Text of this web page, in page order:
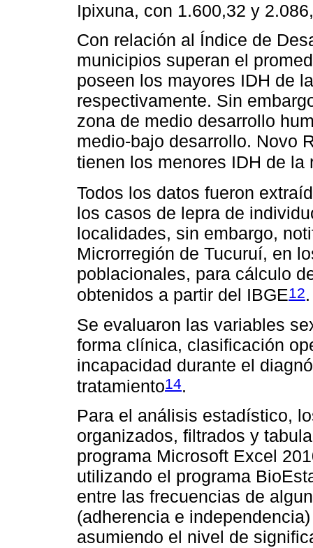
Ipixuna, con 1.600,32 y
Con relación al Índice de
municipios superan el
poseen los mayores IDH de
respectivamente. Sin
zona de medio desarrollo
medio-bajo desarrollo. Novo
tienen los menores IDH de la
Todos los datos fueron
los casos de lepra de
localidades, sin embargo,
Microrregión de Tucuruí, en
poblacionales, para cálculo
obtenidos a partir del IBGE12.
Se evaluaron las variables
forma clínica, clasificación
incapacidad durante el
tratamiento14.
Para el análisis estadístico,
organizados, filtrados y
programa Microsoft Excel
utilizando el programa
entre las frecuencias de
(adherencia e
asumiendo el nivel de